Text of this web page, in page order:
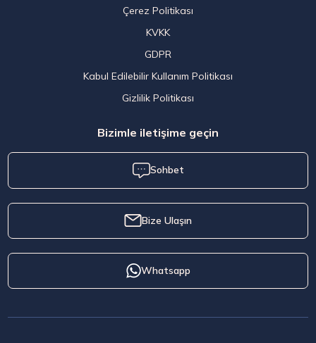
Çerez Politikası
KVKK
GDPR
Kabul Edilebilir Kullanım Politikası
Gizlilik Politikası
Bizimle iletişime geçin
Sohbet
Bize Ulaşın
Whatsapp